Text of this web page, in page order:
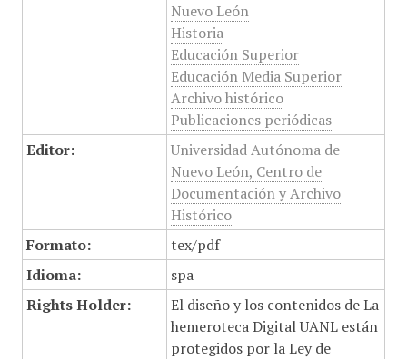
Nuevo León
Historia
Educación Superior
Educación Media Superior
Archivo histórico
Publicaciones periódicas
Editor:
Universidad Autónoma de
Nuevo León, Centro de
Documentación y Archivo
Histórico
Formato:
tex/pdf
Idioma:
spa
Rights Holder:
El diseño y los contenidos de La
hemeroteca Digital UANL están
protegidos por la Ley de